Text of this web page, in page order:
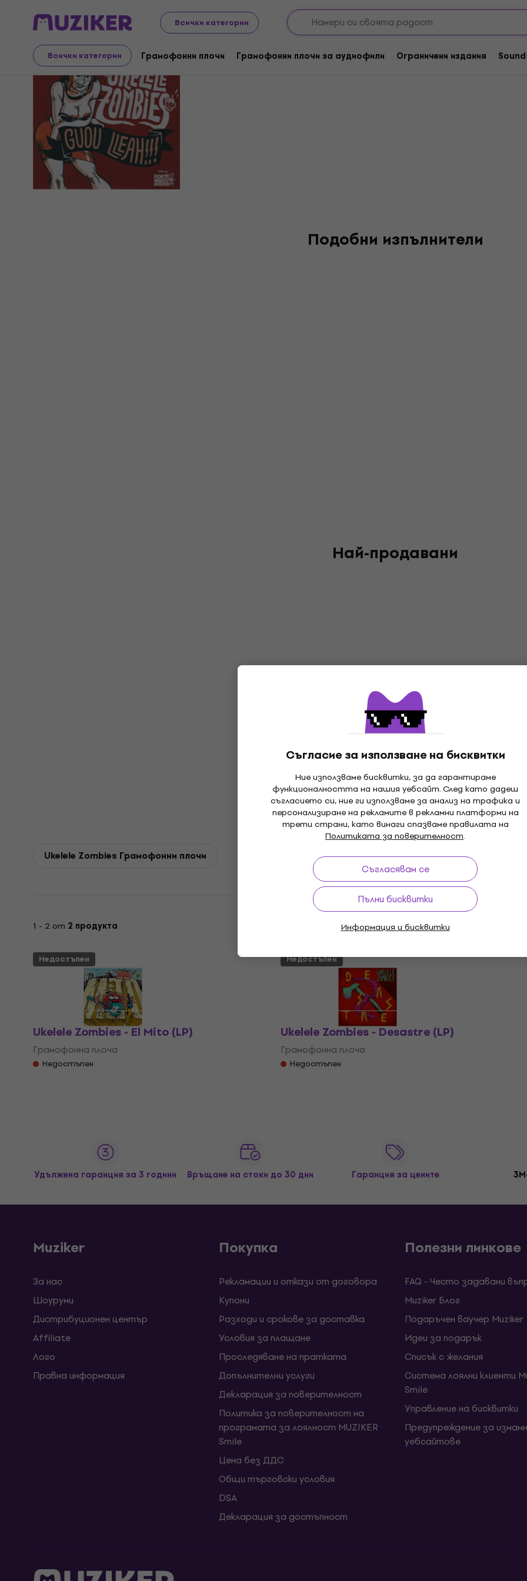
Всички категории
Всички категории Грамофонни плочи Грамофонни плочи за аудиофили Ограничени издания
Съгласие за използване на бисквитки
Ние използваме бисквитки, за да гарантираме
функционалността на нашия уебсайт. След като дадеш
съгласието си, ние ги използваме за анализ на трафика и
персонализиране на рекламите в рекламни платформи на
трети страни, като винаги спазваме правилата на
Политиката за поверителност.
Съгласявам се
Пълни бисквитки
Информация и бисквитки
Ukelele Zombies
Подобни изпълнители
Най-продавани
Ukelele Zombies Грамофонни плочи
1 - 2 от 2 продукта
Недостъпен
Ukelele Zombies - El Mito (LP)
Грамофонна плоча
Недостъпен
Недостъпен
Ukelele Zombies - Desastre (LP)
Грамофонна плоча
Недостъпен
Удължена гаранция за 3 години Връщане на стоки до 30 дни Гаранция за цените
Muziker
За нас
Шоуруми
Дистрибуционен център
Affiliate
Лого
Правна информация
Покупка
Рекламации и откази от договора
Kупони
Разходи и срокове за доставка
Условия за плащане
Проследяване на пратката
Допълнителни услуги
Декларация за поверителност
Политика за поверителност на
програмата за лоялност MUZIKER
Smile
Цена без ДДС
Общи търговски условия
DSA
Декларация за достъпност
Полезни линкове
FAQ - Често задавани
Muziker Блог
Подаръчен ваучер Muziker
Идеи за подарък
Списък с желания
Система лоялни клиенти
Smile
Управление на бисквитки
Предупреждение за
уебсайтове